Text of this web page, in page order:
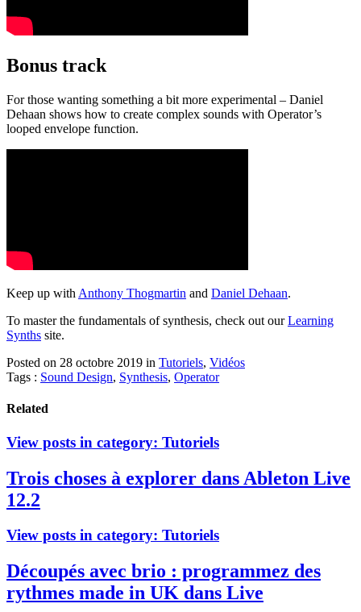
Bonus track
For those wanting something a bit more experimental – Daniel
Dehaan shows how to create complex sounds with Operator’s
looped envelope function.
Keep up with Anthony Thogmartin and Daniel Dehaan.
To master the fundamentals of synthesis, check out ourLearning
Synths site.
Posted on 28 octobre 2019 in Tutoriels, Vidéos
Tags : Sound Design, Synthesis, Operator
Related
View posts in category: Tutoriels
Trois choses à explorer dans Ableton Live
12.2
View posts in category: Tutoriels
Découpés avec brio : programmez des
rythmes made in UK dans Live